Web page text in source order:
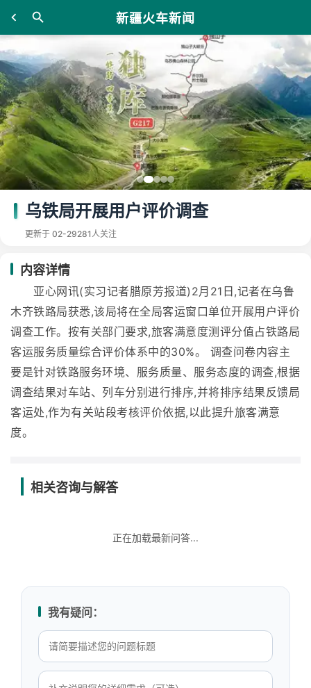
新疆火车新闻
乌铁局开展用户评价调查
更新于 02-29281人关注
内容详情
亚心网讯(实习记者腊原芳报道)2月21日,记者在乌鲁
木齐铁路局获悉,该局将在全局客运窗口单位开展用户评价
调查工作。按有关部门要求,旅客满意度测评分值占铁路局
客运服务质量综合评价体系中的30%。 调查问卷内容主
要是针对铁路服务环境、服务质量、服务态度的调查,根据
调查结果对车站、列车分别进行排序,并将排序结果反馈局
客运处,作为有关站段考核评价依据,以此提升旅客满意
度。
相关咨询与解答
正在加载最新问答...
我有疑问：